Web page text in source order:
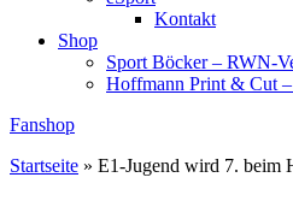
Kontakt
Shop
Sport Böcker – RWN-
Hoffmann Print & Cut
Fanshop
Startseite » E1-Jugend wird 7. beim